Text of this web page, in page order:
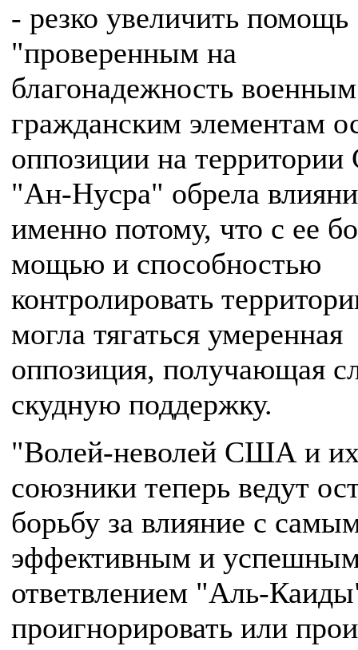
- резко увеличить помощь
"проверенным на
благонадежность
гражданским элементам
оппозиции на
"Ан-Нусра" обрела
именно потому, что с ее
мощью и способностью
контролировать
могла тягаться умеренная
оппозиция, получающая
скудную поддержку.
"Волей-неволей США и
союзники теперь ведут
борьбу за влияние с
эффективным и
ответвлением "Аль-
проигнорировать или